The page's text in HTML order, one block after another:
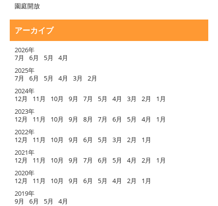
園庭開放
アーカイブ
2026年
7月
6月 5月
4月
2025年
7月
6月 5月 4月 3月
2月
2024年
12月
11月 10月 9月 7月 5月 4月 3月 2月
1月
2023年
12月
11月 10月 9月 8月 7月 6月 5月 4月
1月
2022年
12月
11月 10月 9月 6月 5月 3月 2月
1月
2021年
12月
11月 10月 9月 7月 6月 5月 4月 2月
1月
2020年
12月
11月 10月 9月 6月 5月 4月 2月
1月
2019年
9月
6月 5月
4月